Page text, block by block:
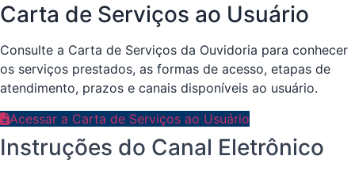
Carta de Serviços ao Usuário
Consulte a Carta de Serviços da Ouvidoria para conhecer
os serviços prestados, as formas de acesso, etapas de
atendimento, prazos e canais disponíveis ao usuário.
Acessar a Carta de Serviços ao Usuário
Instruções do Canal Eletrônico